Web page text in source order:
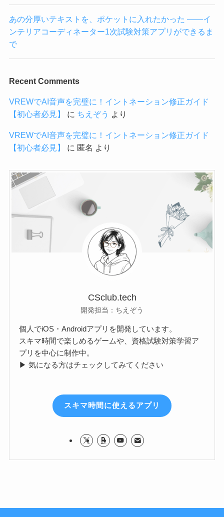
あの分厚いテキストを、ポケットに入れたかった ——イ
ンテリアコーディネーター1次試験対策アプリができるま
で
Recent Comments
VREWでAI音声を完璧に！イントネーション修正ガイド
【初心者必見】
に ちえぞう より
VREWでAI音声を完璧に！イントネーション修正ガイド
【初心者必見】
に 匿名 より
CSclub.tech
開発担当：ちえぞう
個人でiOS・Androidアプリを開発しています。
スキマ時間で楽しめるゲームや、資格試験対策学習ア
プリを中心に制作中。
▶ 気になる方はチェックしてみてください
スキマ時間に使えるアプリ